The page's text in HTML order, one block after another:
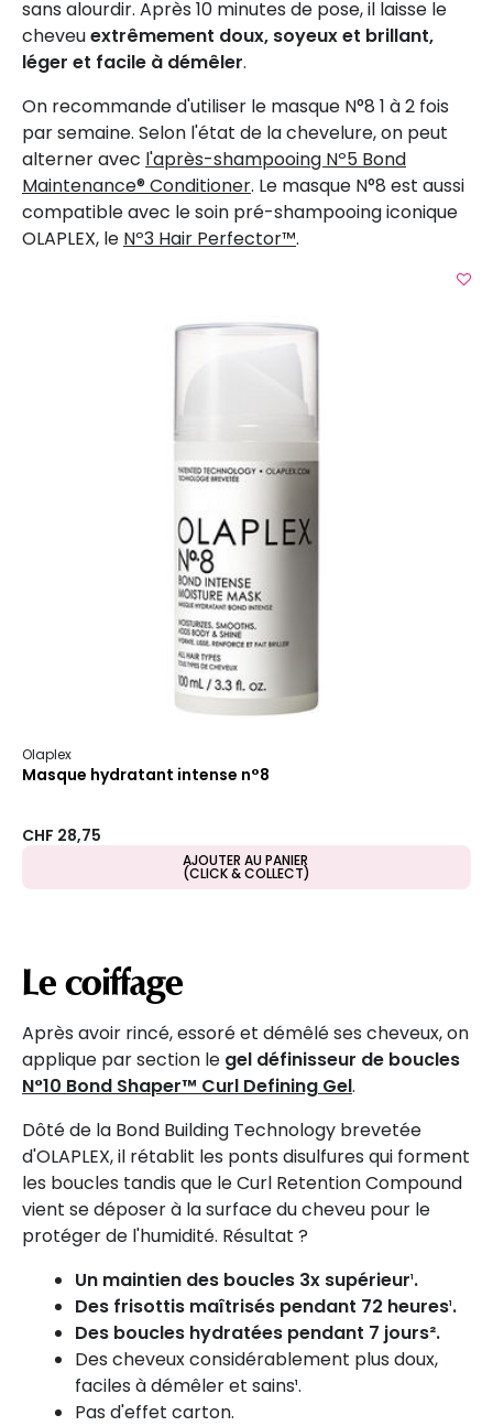
sans alourdir. Après 10 minutes de pose, il laisse le
cheveuextrêmement doux, soyeux et brillant,
léger et facile à démêler.
On recommande d'utiliser le masque N°8 1 à 2 fois
par semaine. Selon l'état de la chevelure, on peut
alterner avec l'après-shampooing Nº5 Bond
Maintenance® Conditioner. Le masque N°8 est aussi
compatible avec le soin pré-shampooing iconique
OLAPLEX, le Nº3 Hair Perfector™.
Olaplex
Masque hydratant intense n°8
CHF 28,75
AJOUTER AU PANIER
(CLICK & COLLECT)
Le coiffage
Après avoir rincé, essoré et démêlé ses cheveux, on
applique par section le gel définisseur de boucles
N°10 Bond Shaper™ Curl Defining Gel.
Dôté de la Bond Building Technology brevetée
d'OLAPLEX, il rétablit les ponts disulfures qui forment
les boucles tandis que le Curl Retention Compound
vient se déposer à la surface du cheveu pour le
protéger de l'humidité. Résultat ?
Un maintien des boucles 3x supérieur¹.
Des frisottis maîtrisés pendant 72 heures¹.
Des boucles hydratées pendant 7 jours².
Des cheveux considérablement plus doux,
faciles à démêler et sains¹.
Pas d'effet carton.